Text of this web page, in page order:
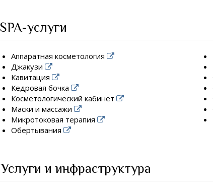
SPA-услуги
Аппаратная косметология
Джакузи
Кавитация
Кедровая бочка
Косметологический кабинет
Маски и массажи
Микротоковая терапия
Обертывания
Услуги и инфраструктура